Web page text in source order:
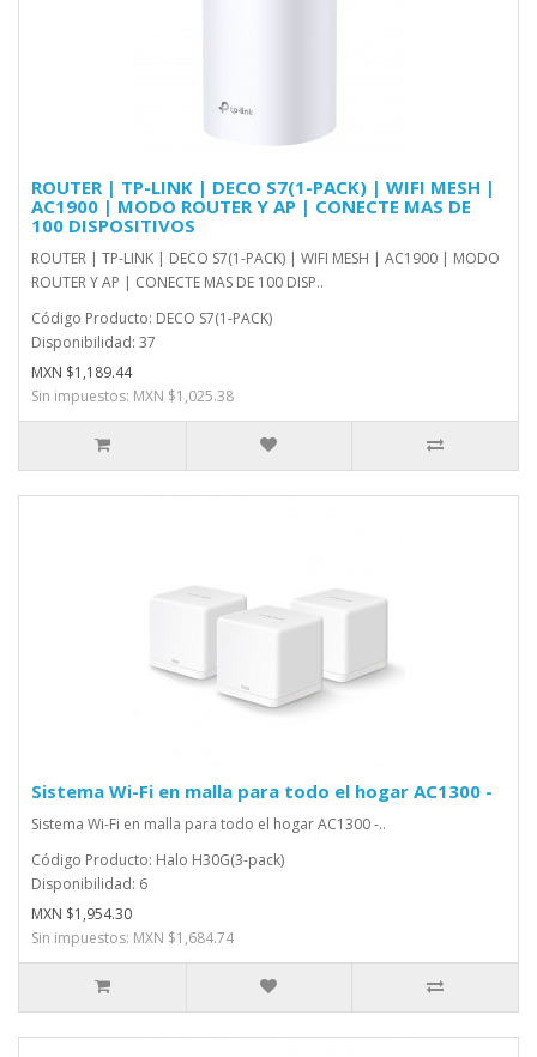
ROUTER | TP-LINK | DECO S7(1-PACK) | WIFI MESH |
AC1900 | MODO ROUTER Y AP | CONECTE MAS DE
100 DISPOSITIVOS
ROUTER | TP-LINK | DECO S7(1-PACK) | WIFI MESH | AC1900 | MODO
ROUTER Y AP | CONECTE MAS DE 100 DISP..
Código Producto: DECO S7(1-PACK)
Disponibilidad: 37
MXN $1,189.44
Sin impuestos: MXN $1,025.38
Sistema Wi-Fi en malla para todo el hogar AC1300 -
Sistema Wi-Fi en malla para todo el hogar AC1300 -..
Código Producto: Halo H30G(3-pack)
Disponibilidad: 6
MXN $1,954.30
Sin impuestos: MXN $1,684.74